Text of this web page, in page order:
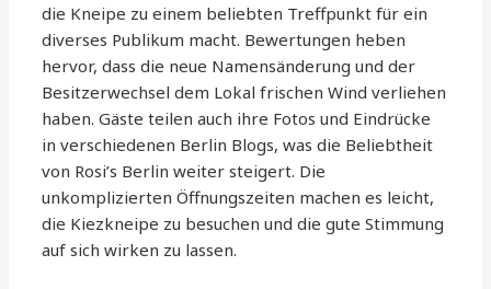
die Kneipe zu einem beliebten Treffpunkt für ein
diverses Publikum macht. Bewertungen heben
hervor, dass die neue Namensänderung und der
Besitzerwechsel dem Lokal frischen Wind verliehen
haben. Gäste teilen auch ihre Fotos und Eindrücke
in verschiedenen Berlin Blogs, was die Beliebtheit
von Rosi’s Berlin weiter steigert. Die
unkomplizierten Öffnungszeiten machen es leicht,
die Kiezkneipe zu besuchen und die gute Stimmung
auf sich wirken zu lassen.